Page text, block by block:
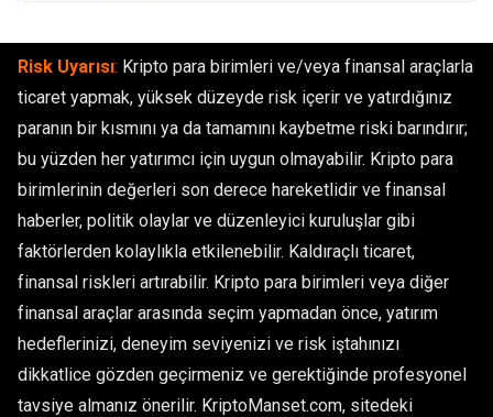
Risk Uyarısı: Kripto para birimleri ve/veya finansal araçlarla
ticaret yapmak, yüksek düzeyde risk içerir ve yatırdığınız
paranın bir kısmını ya da tamamını kaybetme riski barındırır;
bu yüzden her yatırımcı için uygun olmayabilir. Kripto para
birimlerinin değerleri son derece hareketlidir ve finansal
haberler, politik olaylar ve düzenleyici kuruluşlar gibi
faktörlerden kolaylıkla etkilenebilir. Kaldıraçlı ticaret,
finansal riskleri artırabilir. Kripto para birimleri veya diğer
finansal araçlar arasında seçim yapmadan önce, yatırım
hedeflerinizi, deneyim seviyenizi ve risk iştahınızı
dikkatlice gözden geçirmeniz ve gerektiğinde profesyonel
tavsiye almanız önerilir. KriptoManset.com, sitedeki